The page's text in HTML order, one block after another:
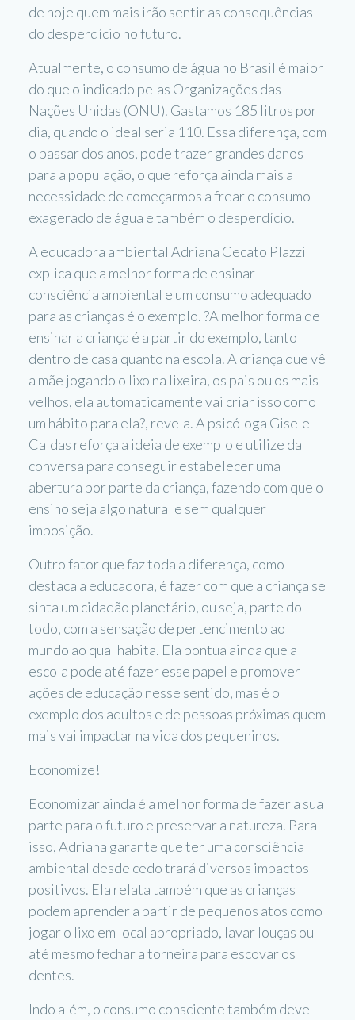
de hoje quem mais irão sentir as consequências
do desperdício no futuro.
Atualmente, o consumo de água no Brasil é maior
do que o indicado pelas Organizações das
Nações Unidas (ONU). Gastamos 185 litros por
dia, quando o ideal seria 110. Essa diferença, com
o passar dos anos, pode trazer grandes danos
para a população, o que reforça ainda mais a
necessidade de começarmos a frear o consumo
exagerado de água e também o desperdício.
A educadora ambiental Adriana Cecato Plazzi
explica que a melhor forma de ensinar
consciência ambiental e um consumo adequado
para as crianças é o exemplo. ?A melhor forma de
ensinar a criança é a partir do exemplo, tanto
dentro de casa quanto na escola. A criança que vê
a mãe jogando o lixo na lixeira, os pais ou os mais
velhos, ela automaticamente vai criar isso como
um hábito para ela?, revela. A psicóloga Gisele
Caldas reforça a ideia de exemplo e utilize da
conversa para conseguir estabelecer uma
abertura por parte da criança, fazendo com que o
ensino seja algo natural e sem qualquer
imposição.
Outro fator que faz toda a diferença, como
destaca a educadora, é fazer com que a criança se
sinta um cidadão planetário, ou seja, parte do
todo, com a sensação de pertencimento ao
mundo ao qual habita. Ela pontua ainda que a
escola pode até fazer esse papel e promover
ações de educação nesse sentido, mas é o
exemplo dos adultos e de pessoas próximas quem
mais vai impactar na vida dos pequeninos.
Economize!
Economizar ainda é a melhor forma de fazer a sua
parte para o futuro e preservar a natureza. Para
isso, Adriana garante que ter uma consciência
ambiental desde cedo trará diversos impactos
positivos. Ela relata também que as crianças
podem aprender a partir de pequenos atos como
jogar o lixo em local apropriado, lavar louças ou
até mesmo fechar a torneira para escovar os
dentes.
Indo além, o consumo consciente também deve